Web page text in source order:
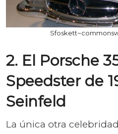
2. El Porsche
Speedster de
Seinfeld
La única otra